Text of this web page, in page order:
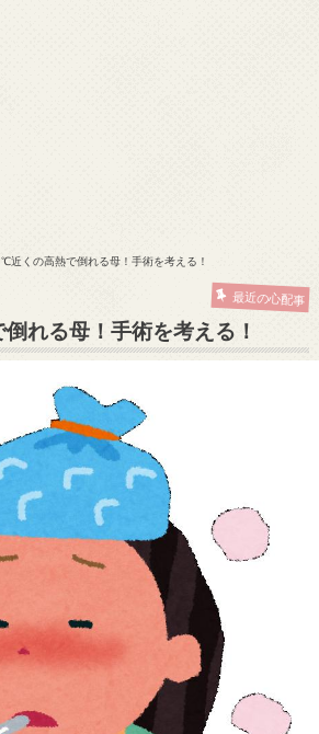
近くの高熱で倒れる母！手術を考える！
最近の心配事
れる母！手術を考える！